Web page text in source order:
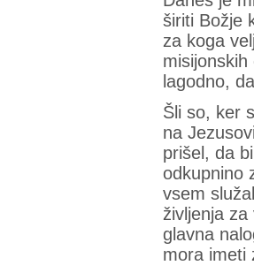
širiti Božje
za koga
lagodno,
Šli so, ker
na
prišel, da
odkupnino
vsem
življenja
glavna
mora imeti